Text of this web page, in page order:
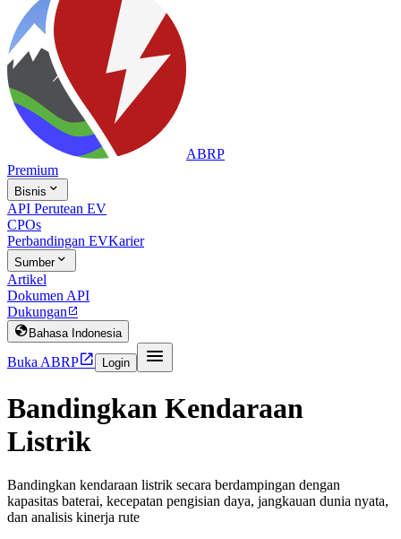
ABRP
Premium
Bisnis 
API Perutean EV
CPOs
Perbandingan EVKarier
Sumber
Artikel
Dokumen API
Dukungan
 Bahasa Indonesia
Buka ABRP Login 
Bandingkan Kendaraan
Listrik
Bandingkan kendaraan listrik secara berdampingan dengan
kapasitas baterai, kecepatan pengisian daya, jangkauan dunia nyata,
dan analisis kinerja rute